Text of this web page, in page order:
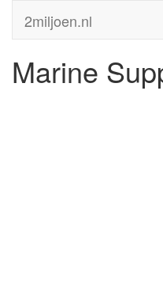
2miljoen.nl
Marine